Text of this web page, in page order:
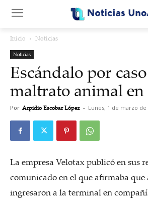
Inicio Noticias
Noticias
Escándalo por
maltrato animal en
Por Arpidio Escobar López - Lunes, 1 de marzo de
La empresa Velotax publicó en sus
comunicado en el que afirmaba que
ingresaron a la terminal en